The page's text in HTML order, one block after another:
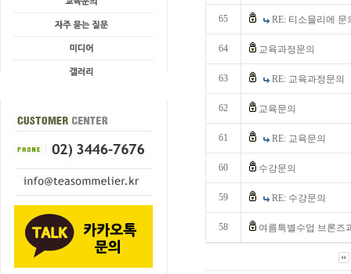
65 RE: 티소믈리에 문
64 교육과정문의
63 RE: 교육과정문의
62 교육문의
61 RE: 교육문의
60 수강문의
59 RE: 수강문의
58 여름특별수업 브론즈